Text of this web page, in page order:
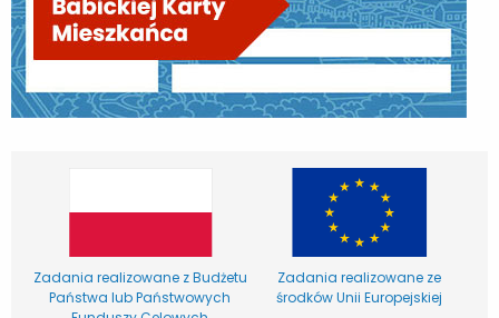
Zadania realizowane z Budżetu
Państwa lub Państwowych
Zadania realizowane ze
środków Unii Europejskiej